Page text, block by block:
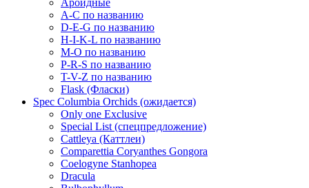
Ароидные
A-C по названию
D-E-G по названию
H-I-K-L по названию
M-O по названию
P-R-S по названию
T-V-Z по названию
Flask (Фласки)
Spec Columbia Orchids (ожидается)
Only one Exclusive
Special List (спецпредложение)
Cattleya (Каттлеи)
Comparettia Coryanthes Gongora
Coelogyne Stanhopea
Dracula